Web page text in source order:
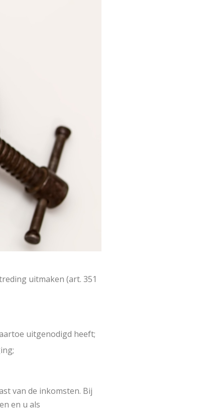
uitmaken (art. 351
uitgenodigd heeft;
van de inkomsten. Bij
en u als